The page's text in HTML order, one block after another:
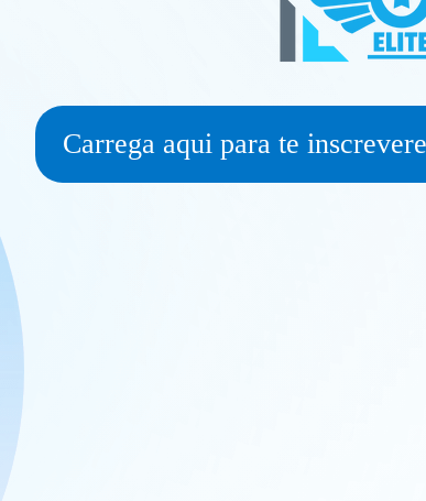
Carrega aqui para te